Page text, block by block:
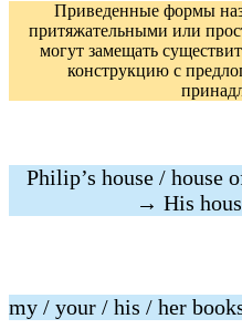
Приведенные формы
притяжательными или
могут замещать
конструкцию с
Philip’s house /
→ His
my / your / his / her